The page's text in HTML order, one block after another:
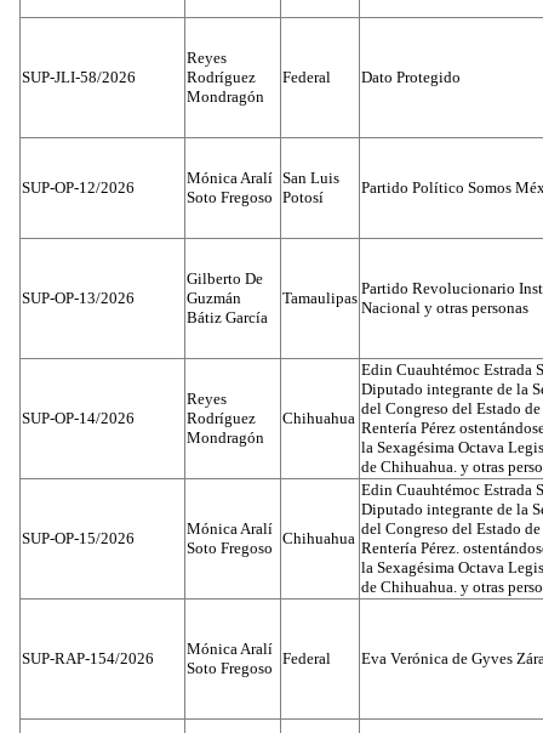
SUP-JLI-58/2026
Reyes
Rodríguez
Mondragón
Federal Dato Protegido
SUP-OP-12/2026
Mónica Aralí
Soto Fregoso
San Luis
Potosí
Partido Político Somos
SUP-OP-13/2026
Gilberto De
Guzmán
Bátiz García
Tamaulipas
Partido Revolucionario
Nacional y otras personas
SUP-OP-14/2026
Reyes
Rodríguez
Mondragón
Chihuahua
Edin Cuauhtémoc Estrada
Diputado integrante de la
del Congreso del Estado
Rentería Pérez
la Sexagésima Octava
de Chihuahua. y otras
SUP-OP-15/2026
Mónica Aralí
Soto Fregoso
Chihuahua
Edin Cuauhtémoc Estrada
Diputado integrante de la
del Congreso del Estado
Rentería Pérez.
la Sexagésima Octava
de Chihuahua. y otras
SUP-RAP-154/2026
Mónica Aralí
Soto Fregoso
Federal Eva Verónica de Gyves